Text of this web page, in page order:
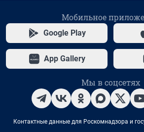
Мобильное
Google Play
App Gallery
Мы в соцсетях
Контактные данные для Роскомнадзора и